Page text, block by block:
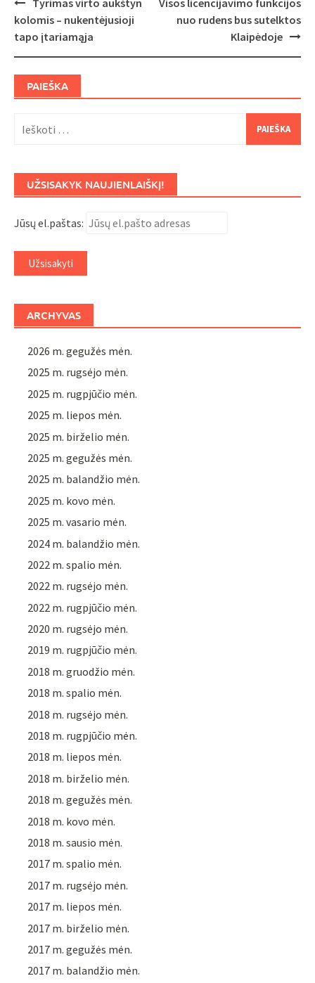
navigation
Tyrimas virto aukštyn
kolomis – nukentėjusioji
tapo įtariamąja
Visos licencijavimo funkcijos
nuo rudens bus sutelktos
Klaipėdoje
PAIEŠKA
UŽSISAKYK NAUJIENLAIŠKĮ!
Jūsų el.paštas:
ARCHYVAS
2026 m. gegužės mėn.
2025 m. rugsėjo mėn.
2025 m. rugpjūčio mėn.
2025 m. liepos mėn.
2025 m. birželio mėn.
2025 m. gegužės mėn.
2025 m. balandžio mėn.
2025 m. kovo mėn.
2025 m. vasario mėn.
2024 m. balandžio mėn.
2022 m. spalio mėn.
2022 m. rugsėjo mėn.
2022 m. rugpjūčio mėn.
2020 m. rugsėjo mėn.
2019 m. rugpjūčio mėn.
2018 m. gruodžio mėn.
2018 m. spalio mėn.
2018 m. rugsėjo mėn.
2018 m. rugpjūčio mėn.
2018 m. liepos mėn.
2018 m. birželio mėn.
2018 m. gegužės mėn.
2018 m. kovo mėn.
2018 m. sausio mėn.
2017 m. spalio mėn.
2017 m. rugsėjo mėn.
2017 m. liepos mėn.
2017 m. birželio mėn.
2017 m. gegužės mėn.
2017 m. balandžio mėn.